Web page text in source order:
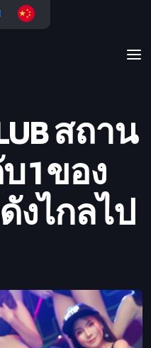
สถาน
1 ของ
งไกลไป